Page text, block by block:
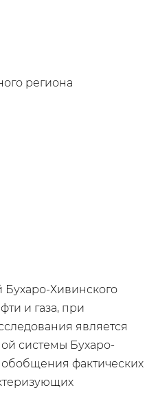
региона
Бухаро-Хивинского
и газа, при
является
системы Бухаро-
фактических